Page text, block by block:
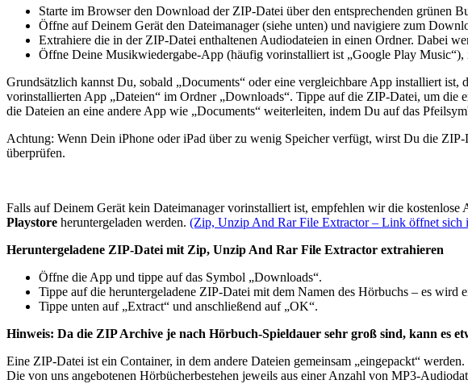
Starte im Browser den Download der ZIP-Datei über den entsprechenden grünen
Öffne auf Deinem Gerät den Dateimanager (siehe unten) und navigiere zum
Extrahiere die in der ZIP-Datei enthaltenen Audiodateien in einen Ordner. Dabei
Öffne Deine Musikwiedergabe-App (häufig vorinstalliert ist „Google Play
Grundsätzlich kannst Du, sobald „Documents“ oder eine vergleichbare App installiert
vorinstallierten App „Dateien“ im Ordner „Downloads“. Tippe auf die ZIP-Datei, um die
die Dateien an eine andere App wie „Documents“ weiterleiten, indem Du auf das
Achtung: Wenn Dein iPhone oder iPad über zu wenig Speicher verfügt, wirst Du die
überprüfen.
Falls auf Deinem Gerät kein Dateimanager vorinstalliert ist, empfehlen wir die kostenlose
Playstore heruntergeladen werden. (Zip, Unzip And Rar File Extractor – Link öffnet sich
Heruntergeladene ZIP-Datei mit Zip, Unzip And Rar File Extractor extrahieren
Öffne die App und tippe auf das Symbol „Downloads“.
Tippe auf die heruntergeladene ZIP-Datei mit dem Namen des Hörbuchs – es wird
Tippe unten auf „Extract“ und anschließend auf „OK“.
Hinweis: Da die ZIP Archive je nach Hörbuch-Spieldauer sehr groß sind, kann es
Eine ZIP-Datei ist ein Container, in dem andere Dateien gemeinsam „eingepackt“ werden.
Die von uns angebotenen Hörbücherbestehen jeweils aus einer Anzahl von MP3-